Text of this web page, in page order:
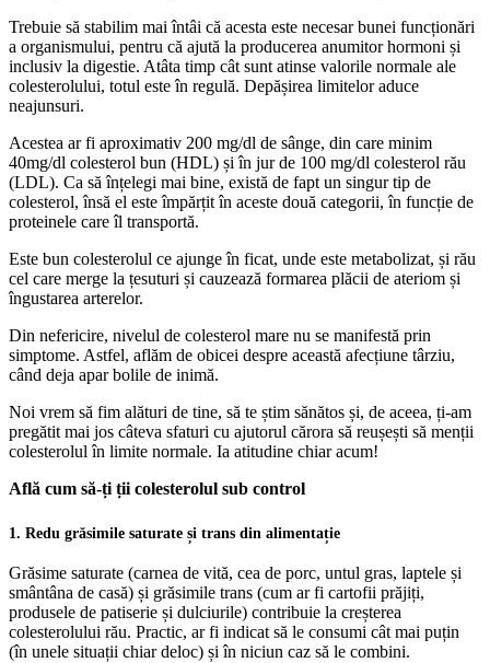
Trebuie să stabilim mai întâi că acesta este necesar bunei funcționări
a organismului, pentru că ajută la producerea anumitor hormoni și
inclusiv la digestie. Atâta timp cât sunt atinse valorile normale ale
colesterolului, totul este în regulă. Depășirea limitelor aduce
neajunsuri.
Acestea ar fi aproximativ 200 mg/dl de sânge, din care minim
40mg/dl colesterol bun (HDL) și în jur de 100 mg/dl colesterol rău
(LDL). Ca să înțelegi mai bine, există de fapt un singur tip de
colesterol, însă el este împărțit în aceste două categorii, în funcție de
proteinele care îl transportă.
Este bun colesterolul ce ajunge în ficat, unde este metabolizat, și rău
cel care merge la țesuturi și cauzează formarea plăcii de ateriom și
îngustarea arterelor.
Din nefericire, nivelul de colesterol mare nu se manifestă prin
simptome. Astfel, aflăm de obicei despre această afecțiune târziu,
când deja apar bolile de inimă.
Noi vrem să fim alături de tine, să te știm sănătos și, de aceea, ți-am
pregătit mai jos câteva sfaturi cu ajutorul cărora să reușești să menții
colesterolul în limite normale. Ia atitudine chiar acum!
Află cum să-ți ții colesterolul sub control
1. Redu grăsimile saturate și trans din alimentație
Grăsime saturate (carnea de vită, cea de porc, untul gras, laptele și
smântâna de casă) și grăsimile trans (cum ar fi cartofii prăjiți,
produsele de patiserie și dulciurile) contribuie la creșterea
colesterolului rău. Practic, ar fi indicat să le consumi cât mai puțin
(în unele situații chiar deloc) și în niciun caz să le combini.